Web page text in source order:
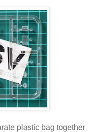
plastic bag together